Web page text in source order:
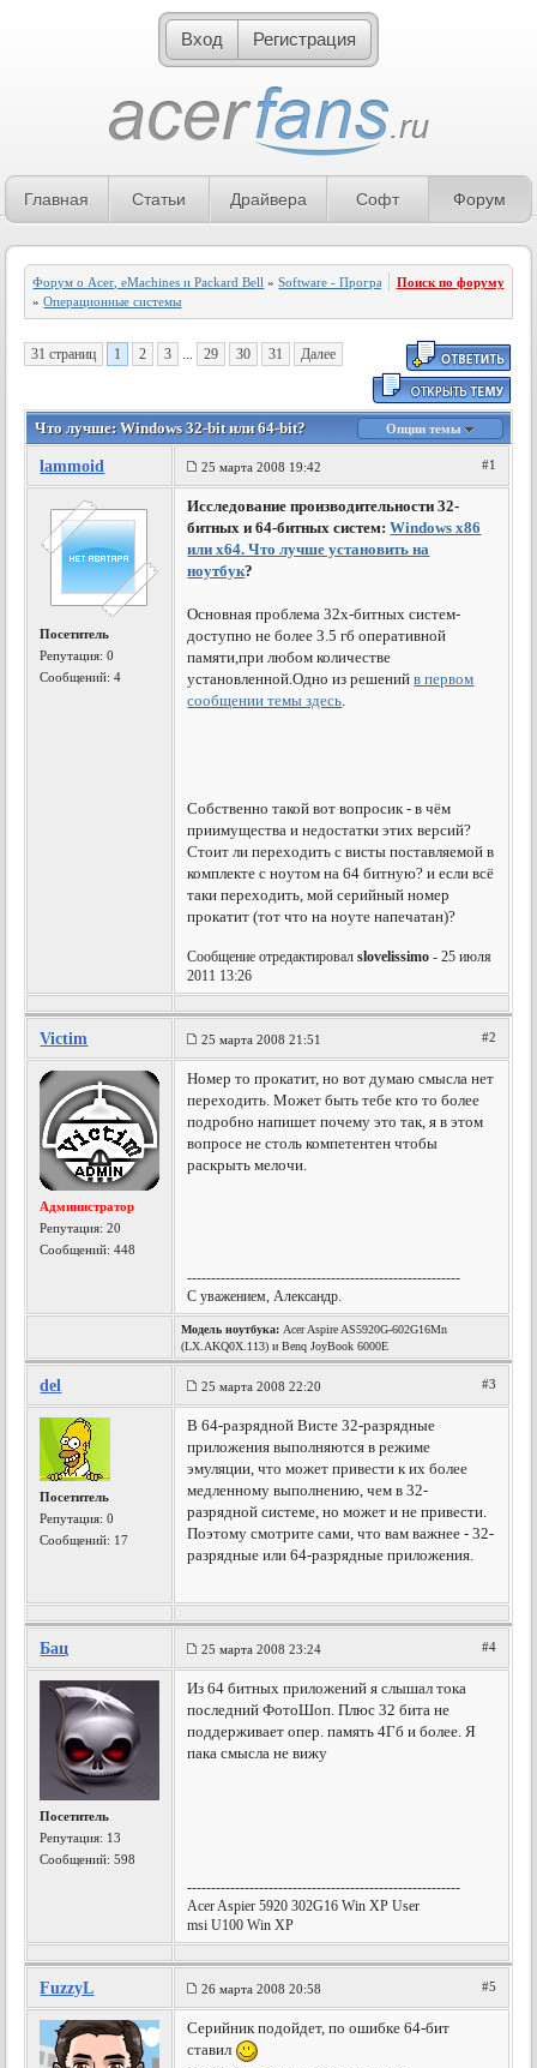
Вход Регистрация
Главная Статьи Драйвера Софт Форум
Форум о Acer, eMachines и Packard Bell »Software - Программное обеспечение
»Операционные системы
Поиск по форуму
31 страниц 1 2 3 ... 29 30 31 Далее
Что лучше: Windows 32-bit или 64-bit? Опции темы
lammoid 25 марта 2008 19:42 #1
Посетитель
Репутация:0
Сообщений: 4
Исследование производительности 32-
битных и 64-битных систем:Windows x86
или x64. Что лучше установить на
ноутбук?
Основная проблема 32х-битных систем-
доступно не более 3.5 гб оперативной
памяти,при любом количестве
установленной.Одно из решенийв первом
сообщении темы здесь.
Собственно такой вот вопросик - в чём
приимущества и недостатки этих версий?
Стоит ли переходить с висты поставляемой в
комплекте с ноутом на 64 битную? и если всё
таки переходить, мой серийный номер
прокатит (тот что на ноуте напечатан)?
Сообщение отредактировалslovelissimo - 25 июля
2011 13:26
Victim 25 марта 2008 21:51 #2
Администратор
Репутация:20
Сообщений: 448
Номер то прокатит, но вот думаю смысла нет
переходить. Может быть тебе кто то более
подробно напишет почему это так, я в этом
вопросе не столь компетентен чтобы
раскрыть мелочи.
---------------------------------------------------------
С уважением, Александр.
Модель ноутбука: Acer Aspire AS5920G-602G16Mn
(LX.AKQ0X.113) и Benq JoyBook 6000E
del 25 марта 2008 22:20 #3
Посетитель
Репутация:0
Сообщений: 17
В 64-разрядной Висте 32-разрядные
приложения выполняются в режиме
эмуляции, что может привести к их более
медленному выполнению, чем в 32-
разрядной системе, но может и не привести.
Поэтому смотрите сами, что вам важнее - 32-
разрядные или 64-разрядные приложения.
Бац 25 марта 2008 23:24 #4
Посетитель
Репутация: 13
Сообщений: 598
Из 64 битных приложений я слышал тока
последний ФотоШоп. Плюс 32 бита не
поддерживает опер. память 4Гб и более. Я
пака смысла не вижу
---------------------------------------------------------
Acer Aspier 5920 302G16 Win XP User
msi U100 Win XP
FuzzyL 26 марта 2008 20:58 #5
Серийник подойдет, по ошибке 64-бит
ставил